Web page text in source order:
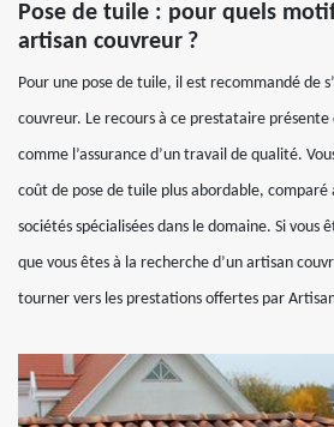
Pose de tuile : pour quels
artisan couvreur ?
Pour une pose de tuile, il est recommandé de
couvreur. Le recours à ce prestataire
comme l’assurance d’un travail de qualité.
coût de pose de tuile plus abordable, comparé
sociétés spécialisées dans le domaine. Si vous
que vous êtes à la recherche d’un artisan
tourner vers les prestations offertes par